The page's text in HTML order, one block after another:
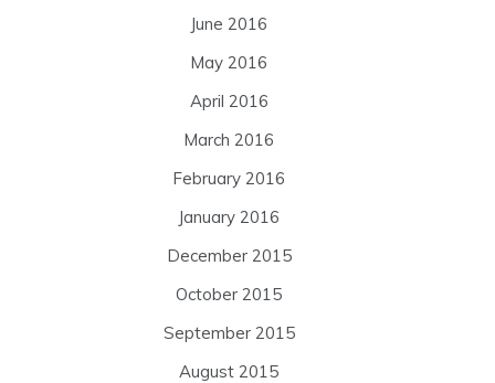
June 2016
May 2016
April 2016
March 2016
February 2016
January 2016
December 2015
October 2015
September 2015
August 2015